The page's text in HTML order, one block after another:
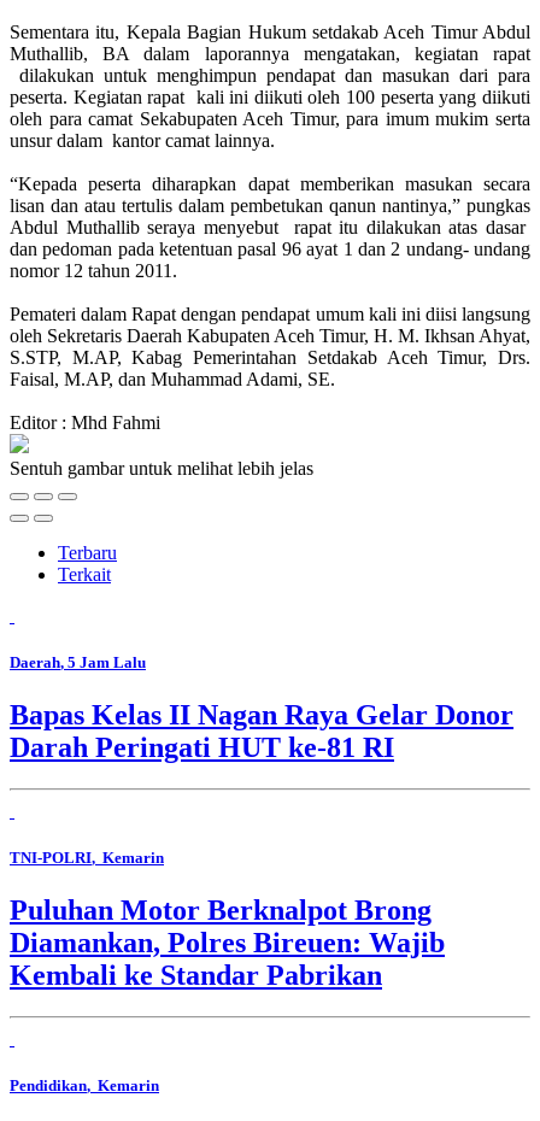
Sementara itu, Kepala Bagian Hukum setdakab Aceh Timur Abdul
Muthallib, BA dalam laporannya mengatakan, kegiatan rapat
dilakukan untuk menghimpun pendapat dan masukan dari para
peserta. Kegiatan rapat kali ini diikuti oleh 100 peserta yang diikuti
oleh para camat Sekabupaten Aceh Timur, para imum mukim serta
unsur dalam kantor camat lainnya.
“Kepada peserta diharapkan dapat memberikan masukan secara
lisan dan atau tertulis dalam pembetukan qanun nantinya,” pungkas
Abdul Muthallib seraya menyebut rapat itu dilakukan atas dasar
dan pedoman pada ketentuan pasal 96 ayat 1 dan 2 undang- undang
nomor 12 tahun 2011.
Pemateri dalam Rapat dengan pendapat umum kali ini diisi langsung
oleh Sekretaris Daerah Kabupaten Aceh Timur, H. M. Ikhsan Ahyat,
S.STP, M.AP, Kabag Pemerintahan Setdakab Aceh Timur, Drs.
Faisal, M.AP, dan Muhammad Adami, SE.
Editor : Mhd Fahmi
Sentuh gambar untuk melihat lebih jelas
Terbaru
Terkait
Daerah, 5 Jam Lalu
Bapas Kelas II Nagan Raya Gelar Donor
Darah Peringati HUT ke-81 RI
TNI-POLRI, Kemarin
Puluhan Motor Berknalpot Brong
Diamankan, Polres Bireuen: Wajib
Kembali ke Standar Pabrikan
Pendidikan, Kemarin